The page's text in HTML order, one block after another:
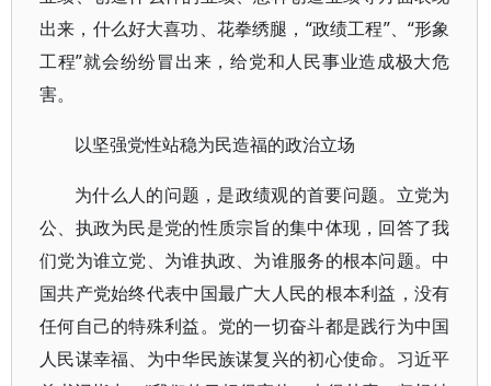
出来，什么好大喜功、花拳绣腿，“政绩工程”、“形象
工程”就会纷纷冒出来，给党和人民事业造成极大危
害。
以坚强党性站稳为民造福的政治立场
为什么人的问题，是政绩观的首要问题。立党为
公、执政为民是党的性质宗旨的集中体现，回答了我
们党为谁立党、为谁执政、为谁服务的根本问题。中
国共产党始终代表中国最广大人民的根本利益，没有
任何自己的特殊利益。党的一切奋斗都是践行为中国
人民谋幸福、为中华民族谋复兴的初心使命。习近平